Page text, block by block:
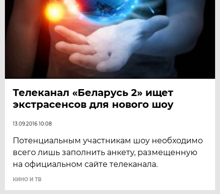
Телеканал «Беларусь 2» ищет
экстрасенсов для нового шоу
13.09.2016 10:08
Потенциальным участникам шоу необходимо
всего лишь заполнить анкету, размещенную
на официальном сайте телеканала.
КИНО И ТВ